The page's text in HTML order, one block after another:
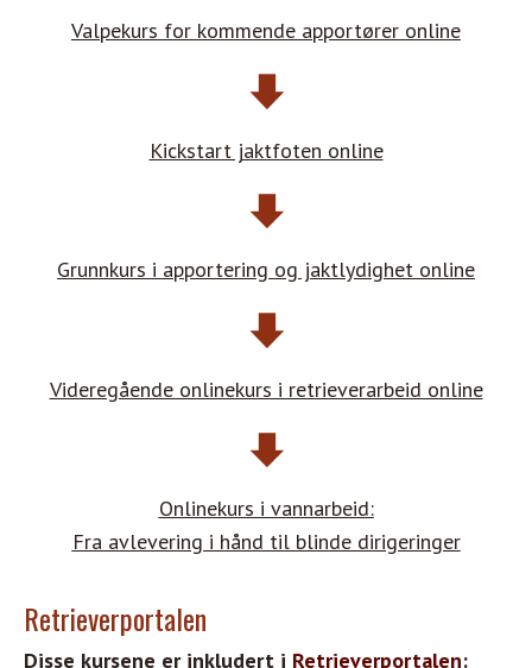
Valpekurs for kommende apportører online
Kickstart jaktfoten online
Grunnkurs i apportering og jaktlydighet online
Videregående onlinekurs i retrieverarbeid online
Onlinekurs i vannarbeid:
Fra avlevering i hånd til blinde dirigeringer
Retrieverportalen
Disse kursene er inkludert i Retrieverportalen: